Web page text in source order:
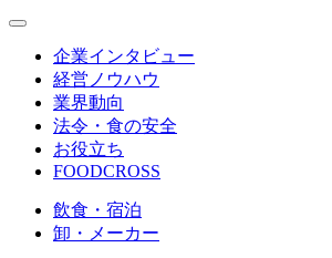
企業インタビュー
経営ノウハウ
業界動向
法令・食の安全
お役立ち
FOODCROSS
飲食・宿泊
卸・メーカー